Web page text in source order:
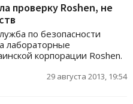
проверку Roshen, не
по безопасности
лабораторные
корпорации Roshen.
29 августа 2013, 19:54